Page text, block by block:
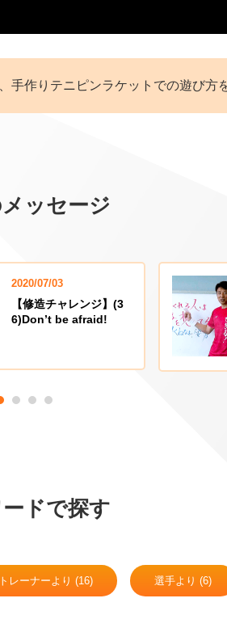
作りテニピンラケットでの遊び方
ッセージ
2020/07/03
【修造チャレンジ】(3
6)Don’t be afraid!
ドで探す
トレーナーより (16) 選手より (6)